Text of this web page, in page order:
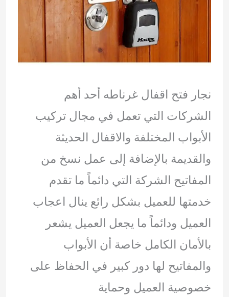
نجار فتح اقفال غرناطه أحد أهم
الشركات التي تعمل في مجال تركيب
الأبواب المختلفة والاقفال الحديثة
والقديمة بالإضافة إلى عمل نسخ من
المفاتيح الشركة التي دائماً ما تقدم
خدمتها للعميل بشكل رائع ينال اعجاب
العميل ودائماً ما يجعل العميل يشعر
بالأمان الكامل خاصة أن الأبواب
والمفاتيح لها دور كبير في الحفاظ على
خصوصية العميل وحماية